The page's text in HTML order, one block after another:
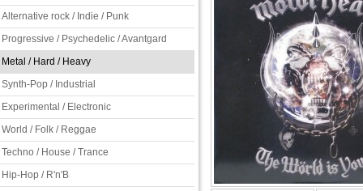
Alternative rock / Indie / Punk
Progressive / Psychedelic / Avantgard
Metal / Hard / Heavy
Synth-Pop / Industrial
Experimental / Electronic
World / Folk / Reggae
Techno / House / Trance
Hip-Hop / R'n'B